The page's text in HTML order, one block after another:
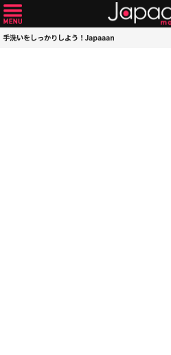
手洗いをしっかりしよう！Japaaan